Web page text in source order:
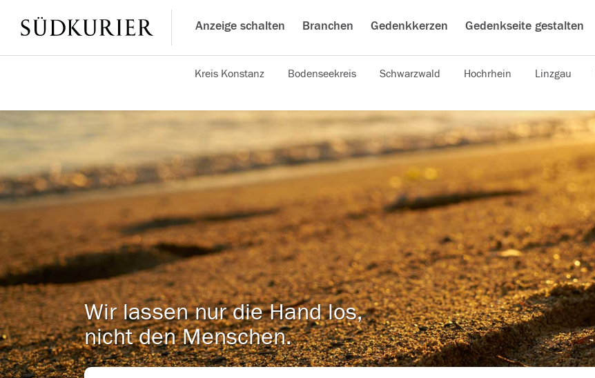
Anzeige schalten Branchen Gedenkkerzen Gedenkseite gestalten
Kreis Konstanz Bodenseekreis Schwarzwald Hochrhein Linzgau
Wir lassen nur die Hand los,
nicht den Menschen.